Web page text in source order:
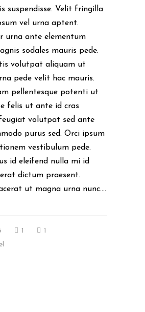
suspendisse. Velit fringilla
vel urna aptent.
urna ante elementum
sodales mauris pede.
volutpat aliquam ut
pede velit hac mauris.
pellentesque potenti ut
felis ut ante id cras
volutpat sed ante
purus sed. Orci ipsum
vestibulum pede.
id eleifend nulla mi id
dictum praesent.
ut magna urna nunc....
1
1